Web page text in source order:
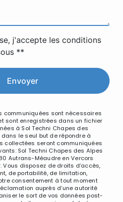
j'accepte les conditions
**
Envoyer
communiquées sont nécessaires
sont enregistrées dans un fichier
à Sol Techni Chapes des
le seul but de répondre à
collectées seront communiquées
Sol Techni Chapes des Alpes
Autrans-Méaudre en Vercors
disposez de droits d’accès,
de portabilité, de limitation,
consentement à tout moment
auprès d’une autorité
le sort de vos données post-